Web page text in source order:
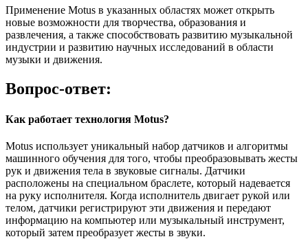
Применение Motus в указанных областях может открыть
новые возможности для творчества, образования и
развлечения, а также способствовать развитию музыкальной
индустрии и развитию научных исследований в области
музыки и движения.
Вопрос-ответ:
Как работает технология Motus?
Motus использует уникальный набор датчиков и алгоритмы
машинного обучения для того, чтобы преобразовывать жесты
рук и движения тела в звуковые сигналы. Датчики
расположены на специальном браслете, который надевается
на руку исполнителя. Когда исполнитель двигает рукой или
телом, датчики регистрируют эти движения и передают
информацию на компьютер или музыкальный инструмент,
который затем преобразует жесты в звуки.